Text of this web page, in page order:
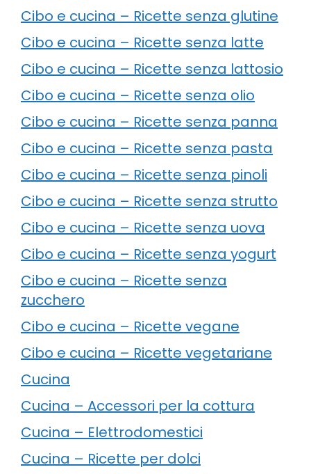
Cibo e cucina – Ricette senza glutine
Cibo e cucina – Ricette senza latte
Cibo e cucina – Ricette senza lattosio
Cibo e cucina – Ricette senza olio
Cibo e cucina – Ricette senza panna
Cibo e cucina – Ricette senza pasta
Cibo e cucina – Ricette senza pinoli
Cibo e cucina – Ricette senza strutto
Cibo e cucina – Ricette senza uova
Cibo e cucina – Ricette senza yogurt
Cibo e cucina – Ricette senza
zucchero
Cibo e cucina – Ricette vegane
Cibo e cucina – Ricette vegetariane
Cucina
Cucina – Accessori per la cottura
Cucina – Elettrodomestici
Cucina – Ricette per dolci